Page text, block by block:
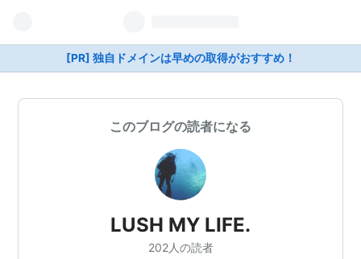
[PR] 独自ドメインは早めの取得がおすすめ！
このブログの読者になる
LUSH MY LIFE.
202人の読者